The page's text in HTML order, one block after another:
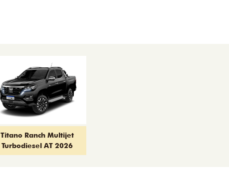
Titano Ranch Multijet
Turbodiesel AT 2026